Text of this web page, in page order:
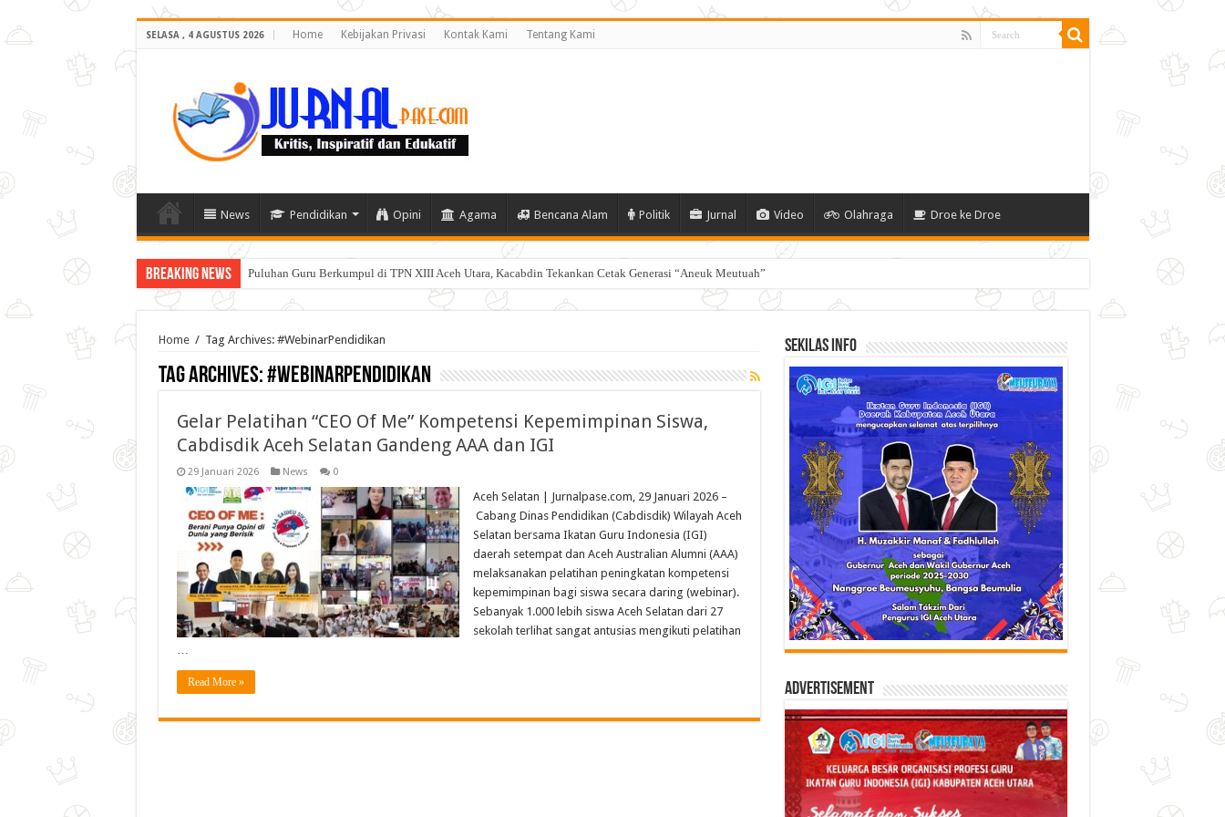
SELASA , 4 AGUSTUS 2026 Home Kebijakan Privasi Kontak Kami Tentang Kami
News Pendidikan Opini Agama Bencana Alam Politik Jurnal Video Olahraga Droe ke Droe
Breaking News Puluhan Guru Berkumpul di TPN XIII Aceh Utara, Kacabdin Tekankan Cetak Generasi “Aneuk Meutuah”
Home / Tag Archives: #WebinarPendidikan
Tag Archives:#WebinarPendidikan
Gelar Pelatihan “CEO Of Me” Kompetensi Kepemimpinan Siswa,
Cabdisdik Aceh Selatan Gandeng AAA dan IGI
29 Januari 2026 News 0
Aceh Selatan | Jurnalpase.com, 29 Januari 2026 –
Cabang Dinas Pendidikan (Cabdisdik) Wilayah Aceh
Selatan bersama Ikatan Guru Indonesia (IGI)
daerah setempat dan Aceh Australian Alumni (AAA)
melaksanakan pelatihan peningkatan kompetensi
kepemimpinan bagi siswa secara daring (webinar).
Sebanyak 1.000 lebih siswa Aceh Selatan dari 27
sekolah terlihat sangat antusias mengikuti pelatihan
…
Read More »
Sekilas Info
Advertisement